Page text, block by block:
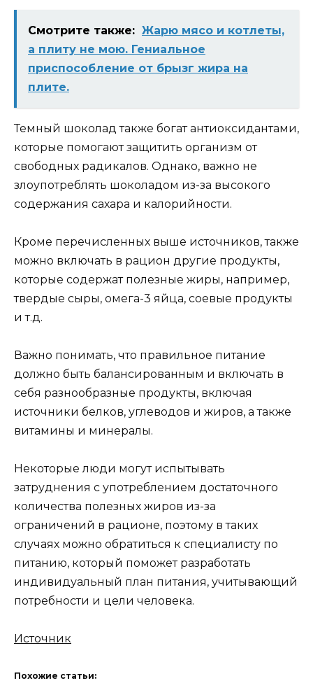
Смотрите также: Жарю мясо и котлеты,
а плиту не мою. Гениальное
приспособление от брызг жира на
плите.
Темный шоколад также богат антиоксидантами,
которые помогают защитить организм от
свободных радикалов. Однако, важно не
злоупотреблять шоколадом из-за высокого
содержания сахара и калорийности.
Кроме перечисленных выше источников, также
можно включать в рацион другие продукты,
которые содержат полезные жиры, например,
твердые сыры, омега-3 яйца, соевые продукты
и т.д.
Важно понимать, что правильное питание
должно быть балансированным и включать в
себя разнообразные продукты, включая
источники белков, углеводов и жиров, а также
витамины и минералы.
Некоторые люди могут испытывать
затруднения с употреблением достаточного
количества полезных жиров из-за
ограничений в рационе, поэтому в таких
случаях можно обратиться к специалисту по
питанию, который поможет разработать
индивидуальный план питания, учитывающий
потребности и цели человека.
Источник
Похожие статьи: